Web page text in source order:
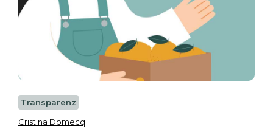
Transparenz
Cristina Domecq